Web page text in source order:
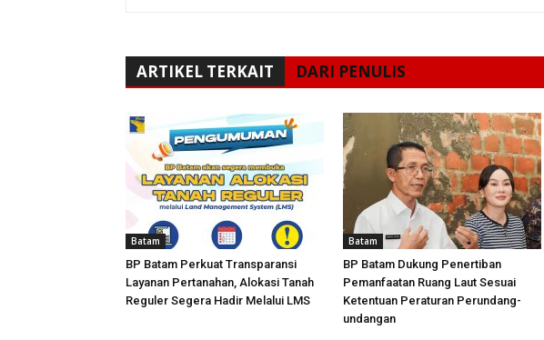
ARTIKEL TERKAIT DARI PENULIS
Batam
BP Batam Perkuat Transparansi
Layanan Pertanahan, Alokasi Tanah
Reguler Segera Hadir Melalui LMS
Batam
BP Batam Dukung Penertiban
Pemanfaatan Ruang Laut Sesuai
Ketentuan Peraturan Perundang-
undangan